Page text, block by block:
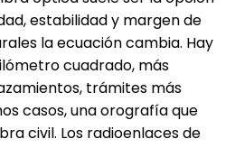
estabilidad y margen de
la ecuación cambia. Hay
cuadrado, más
trámites más
casos, una orografía que
civil. Los radioenlaces de